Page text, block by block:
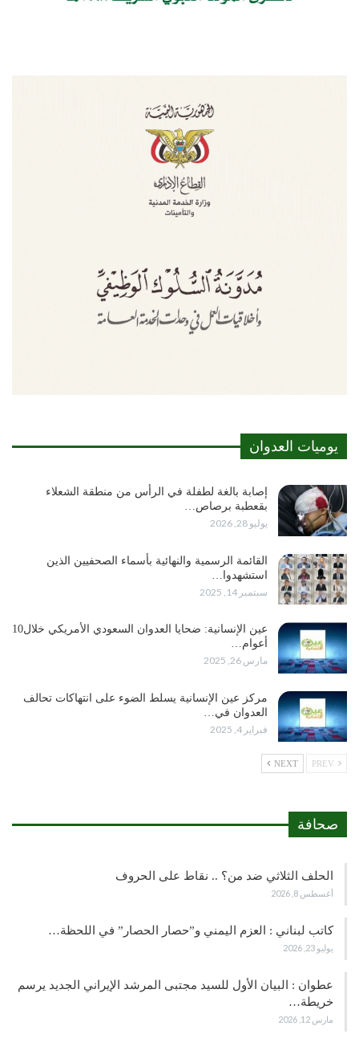
يوميات العدوان
إصابة بالغة لطفلة في الرأس من منطقة الشعلاء
بقعطبة برصاص…
يوليو 28, 2026
القائمة الرسمية والنهائية بأسماء الصحفيين الذين
استشهدوا…
سبتمبر 14, 2025
عين الإنسانية: ضحايا العدوان السعودي الأمريكي خلال10
أعوام…
مارس 26, 2025
مركز عين الإنسانية يسلط الضوء على انتهاكات تحالف
العدوان في…
فبراير 4, 2025
NEXT
صحافة
الحلف الثلاثي ضد من؟ .. نقاط على الحروف
أغسطس 8, 2026
كاتب لبناني : العزم اليمني و”حصار الحصار” في اللحظة…
يوليو 23, 2026
عطوان : البيان الأول للسيد مجتبى المرشد الإيراني الجديد يرسم
خريطة…
مارس 12, 2026